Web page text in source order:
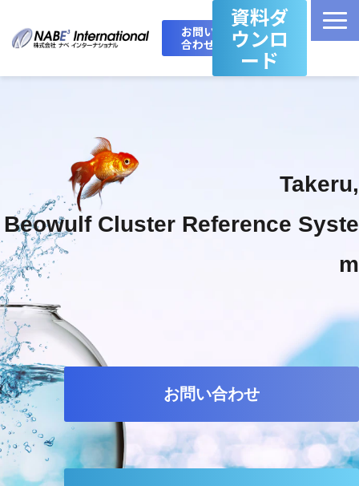
お問い
合わせ
資料ダ
ウンロ
ード
製品・サービス一覧
Takeru Boost 技術情報ブログ
会社概要
お問い合わせ
Takeru,
Beowulf Cluster Reference Syste
m
お問い合わせ